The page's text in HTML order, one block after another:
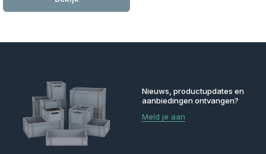
Nieuws, productupdates en
aanbiedingen ontvangen?
Meld je aan